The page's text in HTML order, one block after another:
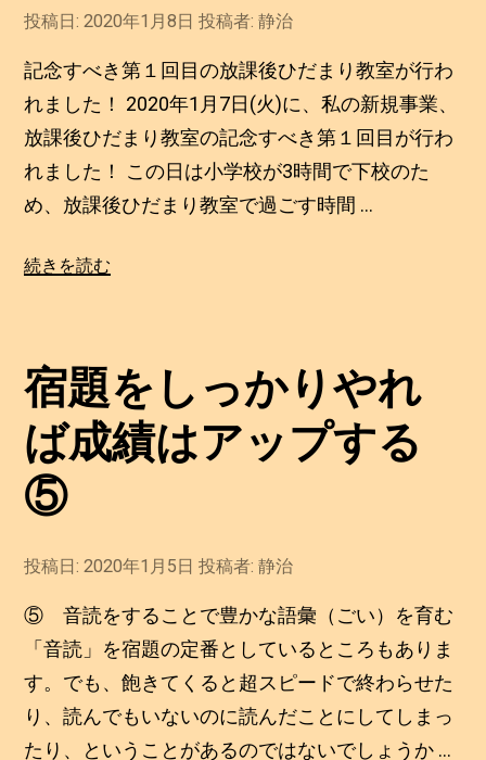
だ
り
教
室”
の
投稿日:2020年1月8日 2
2
0
年
1
月
日
投稿者:静治
記念すべき第１回目の放課後ひだまり教室が行わ
れました！ 2020年1月7日(火)に、私の新規事業、
放課後ひだまり教室の記念すべき第１回目が行わ
れました！ この日は小学校が3時間で下校のた
め、放課後ひだまり教室で過ごす時間 …
“第
放
後
ひ
だ
り
室”
続きを読む
宿題をしっかりやれ
ば成績はアップする
⑤
投稿日:2020年1月5日 投稿者:静治
⑤ 音読をすることで豊かな語彙（ごい）を育む
「音読」を宿題の定番としているところもありま
す。でも、飽きてくると超スピードで終わらせた
り、読んでもいないのに読んだことにしてしまっ
たり、ということがあるのではないでしょうか …